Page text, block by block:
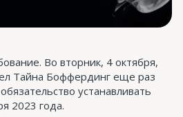
Во вторник, 4 октября,
Тайна Боффердинг еще раз
устанавливать
2023 года.